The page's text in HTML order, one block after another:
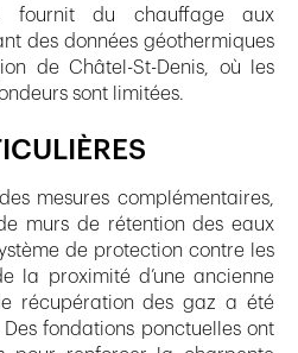
fournit du chauffage aux
des données géothermiques
de Châtel-St-Denis, où les
sont limitées.
mesures complémentaires,
murs de rétention des eaux
de protection contre les
la proximité d’une ancienne
récupération des gaz a été
fondations ponctuelles ont